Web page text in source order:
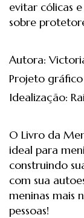
evitar cólicas
sobre
Autora:
Projeto
Idealização:
O Livro da
ideal para
construindo
com sua
meninas mais
pessoas!